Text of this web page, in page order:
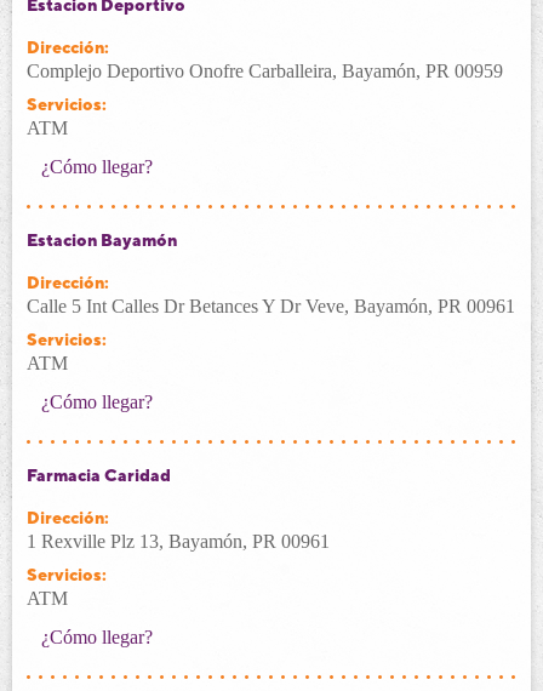
Estacion Deportivo
Dirección:
Complejo Deportivo Onofre Carballeira, Bayamón, PR 00959
Servicios:
ATM
¿Cómo llegar?
Estacion Bayamón
Dirección:
Calle 5 Int Calles Dr Betances Y Dr Veve, Bayamón, PR 00961
Servicios:
ATM
¿Cómo llegar?
Farmacia Caridad
Dirección:
1 Rexville Plz 13, Bayamón, PR 00961
Servicios:
ATM
¿Cómo llegar?